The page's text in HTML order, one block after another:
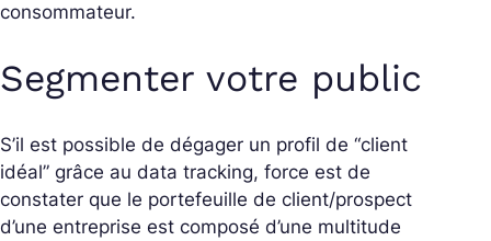
consommateur.
Segmenter votre public
S’il est possible de dégager un profil de “client
idéal” grâce au data tracking, force est de
constater que le portefeuille de client/prospect
d’une entreprise est composé d’une multitude